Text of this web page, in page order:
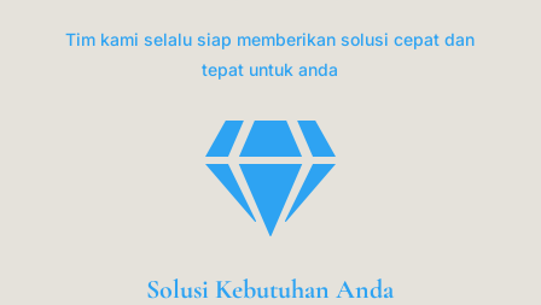
Tim kami selalu siap memberikan solusi cepat dan
tepat untuk anda

Solusi Kebutuhan Anda